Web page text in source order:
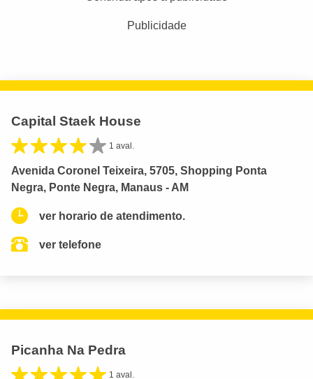
Publicidade
Capital Staek House
1 aval.
Avenida Coronel Teixeira, 5705, Shopping Ponta
Negra, Ponte Negra, Manaus - AM
ver horario de atendimento.
ver telefone
Picanha Na Pedra
1 aval.